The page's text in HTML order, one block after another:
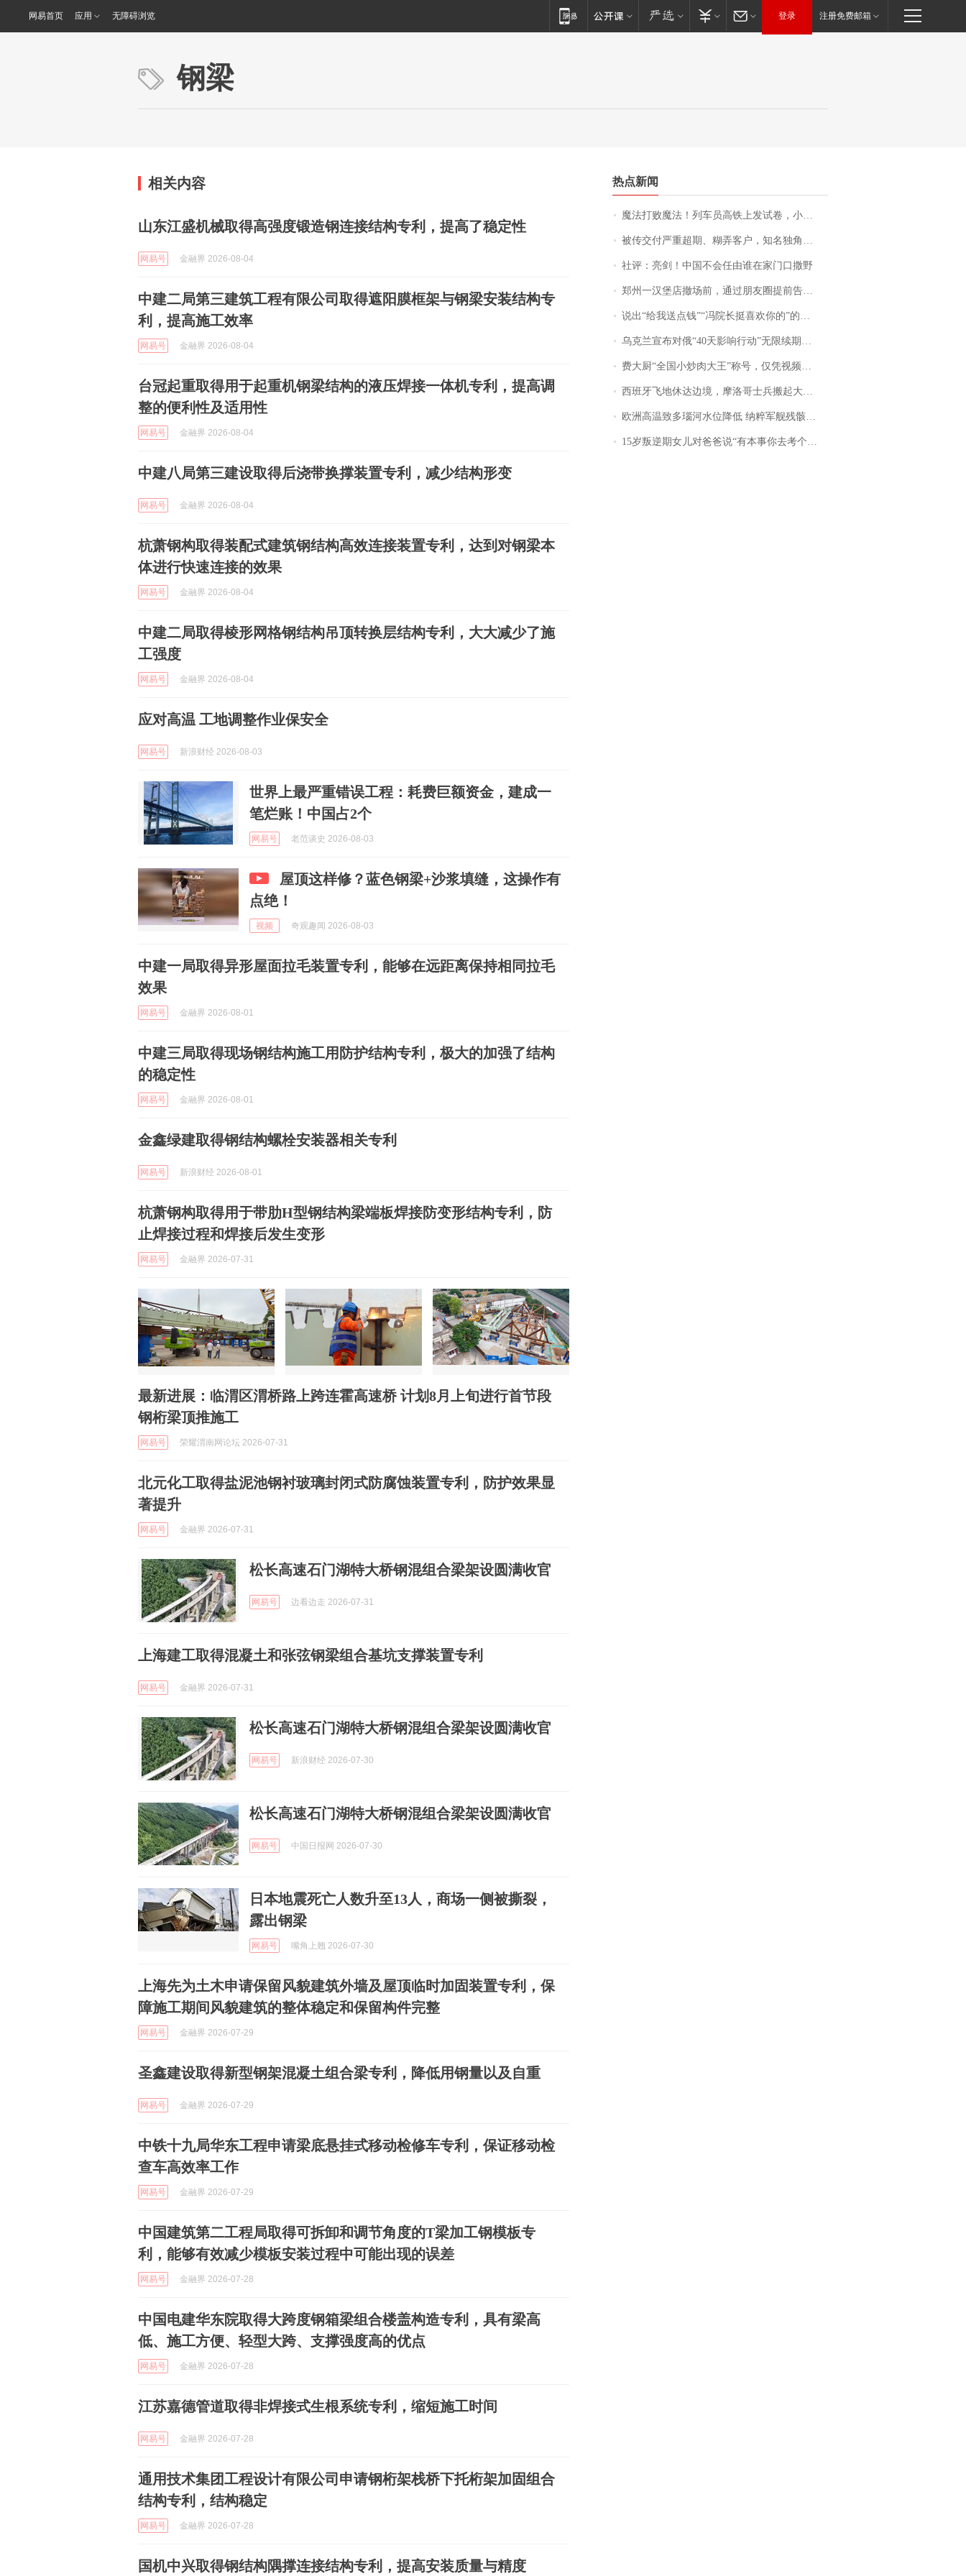
网易首页 应用 无障碍浏览 登录 注册免费邮箱
钢梁
相关内容
山东江盛机械取得高强度锻造钢连接结构专利，提高了稳定性
网易号 金融界 2026-08-04
中建二局第三建筑工程有限公司取得遮阳膜框架与钢梁安装结构专
利，提高施工效率
网易号 金融界 2026-08-04
台冠起重取得用于起重机钢梁结构的液压焊接一体机专利，提高调
整的便利性及适用性
网易号 金融界 2026-08-04
中建八局第三建设取得后浇带换撑装置专利，减少结构形变
网易号 金融界 2026-08-04
杭萧钢构取得装配式建筑钢结构高效连接装置专利，达到对钢梁本
体进行快速连接的效果
网易号 金融界 2026-08-04
中建二局取得棱形网格钢结构吊顶转换层结构专利，大大减少了施
工强度
网易号 金融界 2026-08-04
应对高温 工地调整作业保安全
网易号 新浪财经 2026-08-03
世界上最严重错误工程：耗费巨额资金，建成一
笔烂账！中国占2个
网易号 老范谈史 2026-08-03
屋顶这样修？蓝色钢梁+沙浆填缝，这操作有
点绝！
视频 奇观趣闻 2026-08-03
中建一局取得异形屋面拉毛装置专利，能够在远距离保持相同拉毛
效果
网易号 金融界 2026-08-01
中建三局取得现场钢结构施工用防护结构专利，极大的加强了结构
的稳定性
网易号 金融界 2026-08-01
金鑫绿建取得钢结构螺栓安装器相关专利
网易号 新浪财经 2026-08-01
杭萧钢构取得用于带肋H型钢结构梁端板焊接防变形结构专利，防
止焊接过程和焊接后发生变形
网易号 金融界 2026-07-31
最新进展：临渭区渭桥路上跨连霍高速桥 计划8月上旬进行首节段
钢桁梁顶推施工
网易号 荣耀渭南网论坛 2026-07-31
北元化工取得盐泥池钢衬玻璃封闭式防腐蚀装置专利，防护效果显
著提升
网易号 金融界 2026-07-31
松长高速石门湖特大桥钢混组合梁架设圆满收官
网易号 边看边走 2026-07-31
上海建工取得混凝土和张弦钢梁组合基坑支撑装置专利
网易号 金融界 2026-07-31
松长高速石门湖特大桥钢混组合梁架设圆满收官
网易号 新浪财经 2026-07-30
松长高速石门湖特大桥钢混组合梁架设圆满收官
网易号 中国日报网 2026-07-30
日本地震死亡人数升至13人，商场一侧被撕裂，
露出钢梁
网易号 嘴角上翘 2026-07-30
上海先为土木申请保留风貌建筑外墙及屋顶临时加固装置专利，保
障施工期间风貌建筑的整体稳定和保留构件完整
网易号 金融界 2026-07-29
圣鑫建设取得新型钢架混凝土组合梁专利，降低用钢量以及自重
网易号 金融界 2026-07-29
中铁十九局华东工程申请梁底悬挂式移动检修车专利，保证移动检
查车高效率工作
网易号 金融界 2026-07-29
中国建筑第二工程局取得可拆卸和调节角度的T梁加工钢模板专
利，能够有效减少模板安装过程中可能出现的误差
网易号 金融界 2026-07-28
中国电建华东院取得大跨度钢箱梁组合楼盖构造专利，具有梁高
低、施工方便、轻型大跨、支撑强度高的优点
网易号 金融界 2026-07-28
江苏嘉德管道取得非焊接式生根系统专利，缩短施工时间
网易号 金融界 2026-07-28
通用技术集团工程设计有限公司申请钢桁架栈桥下托桁架加固组合
结构专利，结构稳定
网易号 金融界 2026-07-28
国机中兴取得钢结构隅撑连接结构专利，提高安装质量与精度
热点新闻
魔法打败魔法！列车员高铁上发试卷，小朋友一秒静音，12306回应：列车员个人行为，不是铁路规定
被传交付严重超期、糊弄客户，知名独角兽车企创始人回应：都没证据，将依法采取措施，“本人长期与美国交管局保持沟通，对方表示肯定”
社评：亮剑！中国不会任由谁在家门口撒野
郑州一汉堡店撤场前，通过朋友圈提前告知逐一退费，有顾客仅剩1元也全被退回，分文不少；顾客：言而有信，让人感动
说出“给我送点钱”“冯院长挺喜欢你的”的执行局局长被停职，被骚扰的当事人还有问题待解决
乌克兰宣布对俄“40天影响行动”无限续期，7月两国对轰数据均创纪录
费大厨“全国小炒肉大王”称号，仅凭视频评出？中国烹饪协会回应
西班牙飞地休达边境，摩洛哥士兵搬起大石块投向移民引争议，此前一天内数万人从摩洛哥涌入西班牙
欧洲高温致多瑙河水位降低 纳粹军舰残骸重见天日
15岁叛逆期女儿对爸爸说“有本事你去考个研究生”，44岁职场“老登”一战上岸“985”；父亲坦言拒绝空想，常年保持每月读6本书的习惯